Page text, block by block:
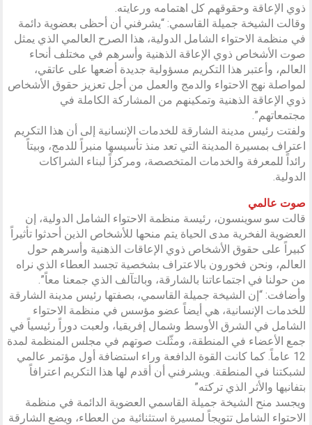
ذوي الإعاقة وحقوقهم كل اهتمامه ورعايته.
وقالت الشيخة جميلة القاسمي: “يشرفني أن أحظى بعضوية دائمة
في منظمة الاحتواء الشامل الدولية، هذا الصرح العالمي الذي يمثل
صوت الأشخاص ذوي الإعاقة الذهنية وأسرهم في مختلف أنحاء
العالم، وأعتبر هذا التكريم مسؤولية جديدة أضعها على عاتقي،
لمواصلة نهج الاحتواء والدمج والعمل من أجل تعزيز حقوق الأشخاص
ذوي الإعاقة الذهنية وتمكينهم من المشاركة الكاملة في
مجتمعاتهم”.
ولفتت رئيس مدينة الشارقة للخدمات الإنسانية إلى أن هذا التكريم
اعتراف بمسيرة المدينة التي تعد منذ تأسيسها منبراً للدمج، وبيتاً
رائداً للمعرفة والخدمات المتخصصة، ومركزاً لبناء الشراكات
الدولية.
صوت عالمي
قالت سو سوينسون، رئيسة منظمة الاحتواء الشامل الدولية، إن
العضوية الفخرية مدى الحياة يتم منحها للأشخاص الذين أحدثوا تأثيراً
كبيراً على حقوق الأشخاص ذوي الإعاقات الذهنية وأسرهم حول
العالم، ونحن فخورون بالاعتراف بشخصية تجسد العطاء الذي نراه
من حولنا في اجتماعاتنا بالشارقة، وبالتآلف الذي جمعنا معاً”.
وأضافت: “إن الشيخة جميلة القاسمي، بصفتها رئيس مدينة الشارقة
للخدمات الإنسانية، هي أيضاً عضو مؤسس في منظمة الاحتواء
الشامل في الشرق الأوسط وشمال إفريقيا، ولعبت دوراً رئيسياً في
جمع الأعضاء في المنطقة، ومثّلت صوتهم في مجلس المنظمة لمدة
12 عاماً. كما كانت القوة الدافعة وراء استضافة أول مؤتمر عالمي
لشبكتنا في المنطقة. ويشرفني أن أقدم لها هذا التكريم اعترافاً
بتفانيها والأثر الذي تركته”
ويجسد منح الشيخة جميلة القاسمي العضوية الدائمة في منظمة
الاحتواء الشامل تتويجاً لمسيرة استثنائية من العطاء، ويضع الشارقة